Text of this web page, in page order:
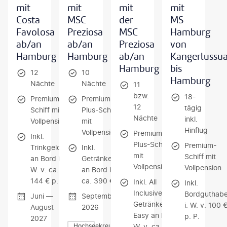
mit
Costa
Favolosa
ab/an
Hamburg
12
Nächte
Premium-
Schiff mit
Vollpension
Inkl.
Trinkgelder
an Bord i.
W. v. ca.
144 € p. P.
Juni —
August
2027
mit
MSC
Preziosa
ab/an
Hamburg
10
Nächte
Premium-
Plus-Schiff
mit
Vollpension
Inkl.
Getränkepaket
an Bord i. W. v.
ca. 390 € p. P.
September
2026
mit
der
MSC
Preziosa
ab/an
Hamburg
11
bzw.
12
Nächte
Premium-
Plus-Schiff
mit
Vollpension
Inkl. All
Inclusive-
Getränkepaket
Easy an Bord i.
mit
MS
Hamburg
von
bis
Hamburg
18-
tägig
inkl.
Hinflug
Premium-
Schiff mit
Vollpension
Inkl.
i. W. v. 100 €
p. P.